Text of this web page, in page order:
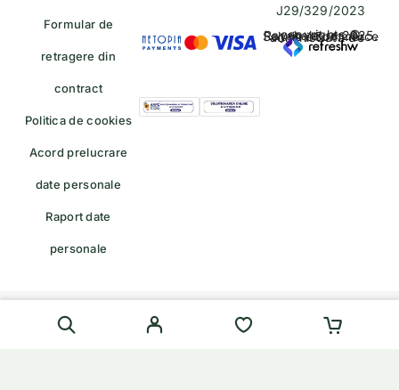
Formular de
retragere din
contract
Politica de cookies
Acord prelucrare
date personale
Raport date
personale
J29/329/2023
copyrights © Rayahalal.ro 2025. Soluție eCommerce administrată de